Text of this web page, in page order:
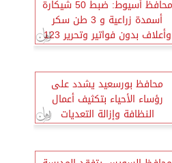
محافظ أسيوط: ضبط 50 شيكارة
أسمدة زراعية و 3 طن سكر
وأعلاف بدون فواتير وتحرير 123
محضرا خلال عدة حملات
محافظ بورسعيد يشدد على
رؤساء الأحياء بتكثيف أعمال
النظافة وإزالة التعديات